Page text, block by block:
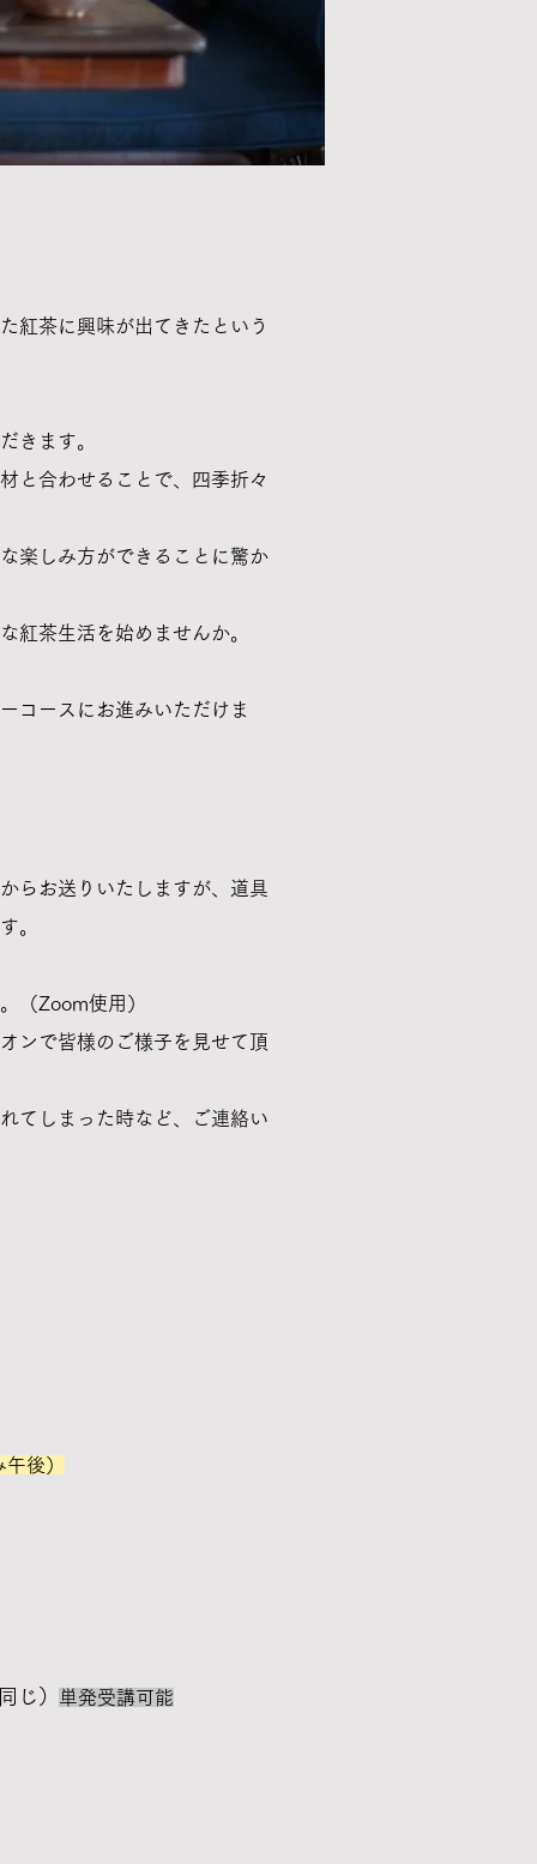
紅茶に興味が出てきたという
きます。
と合わせることで、
四季折々
楽しみ方ができることに驚か
紅茶生活を始めませんか。
コースにお進みいただけま
らお送りいたしますが、道具
。
（Zoom使用）
ンで皆様のご様子を見せて頂
てしまった時など、ご連絡い
後）
じ） 単発受講可能